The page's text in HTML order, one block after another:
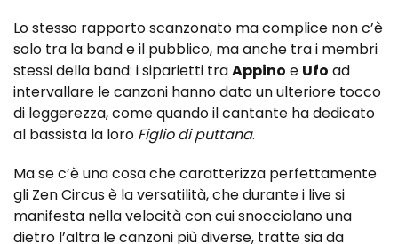
Lo stesso rapporto scanzonato ma complice non c’è
solo tra la band e il pubblico, ma anche tra i membri
stessi della band: i siparietti traAppino e Ufo ad
intervallare le canzoni hanno dato un ulteriore tocco
di leggerezza, come quando il cantante ha dedicato
al bassista la loro Figlio di puttana.
Ma se c’è una cosa che caratterizza perfettamente
gli Zen Circus è la versatilità, che durante i live si
manifesta nella velocità con cui snocciolano una
dietro l’altra le canzoni più diverse, tratte sia da